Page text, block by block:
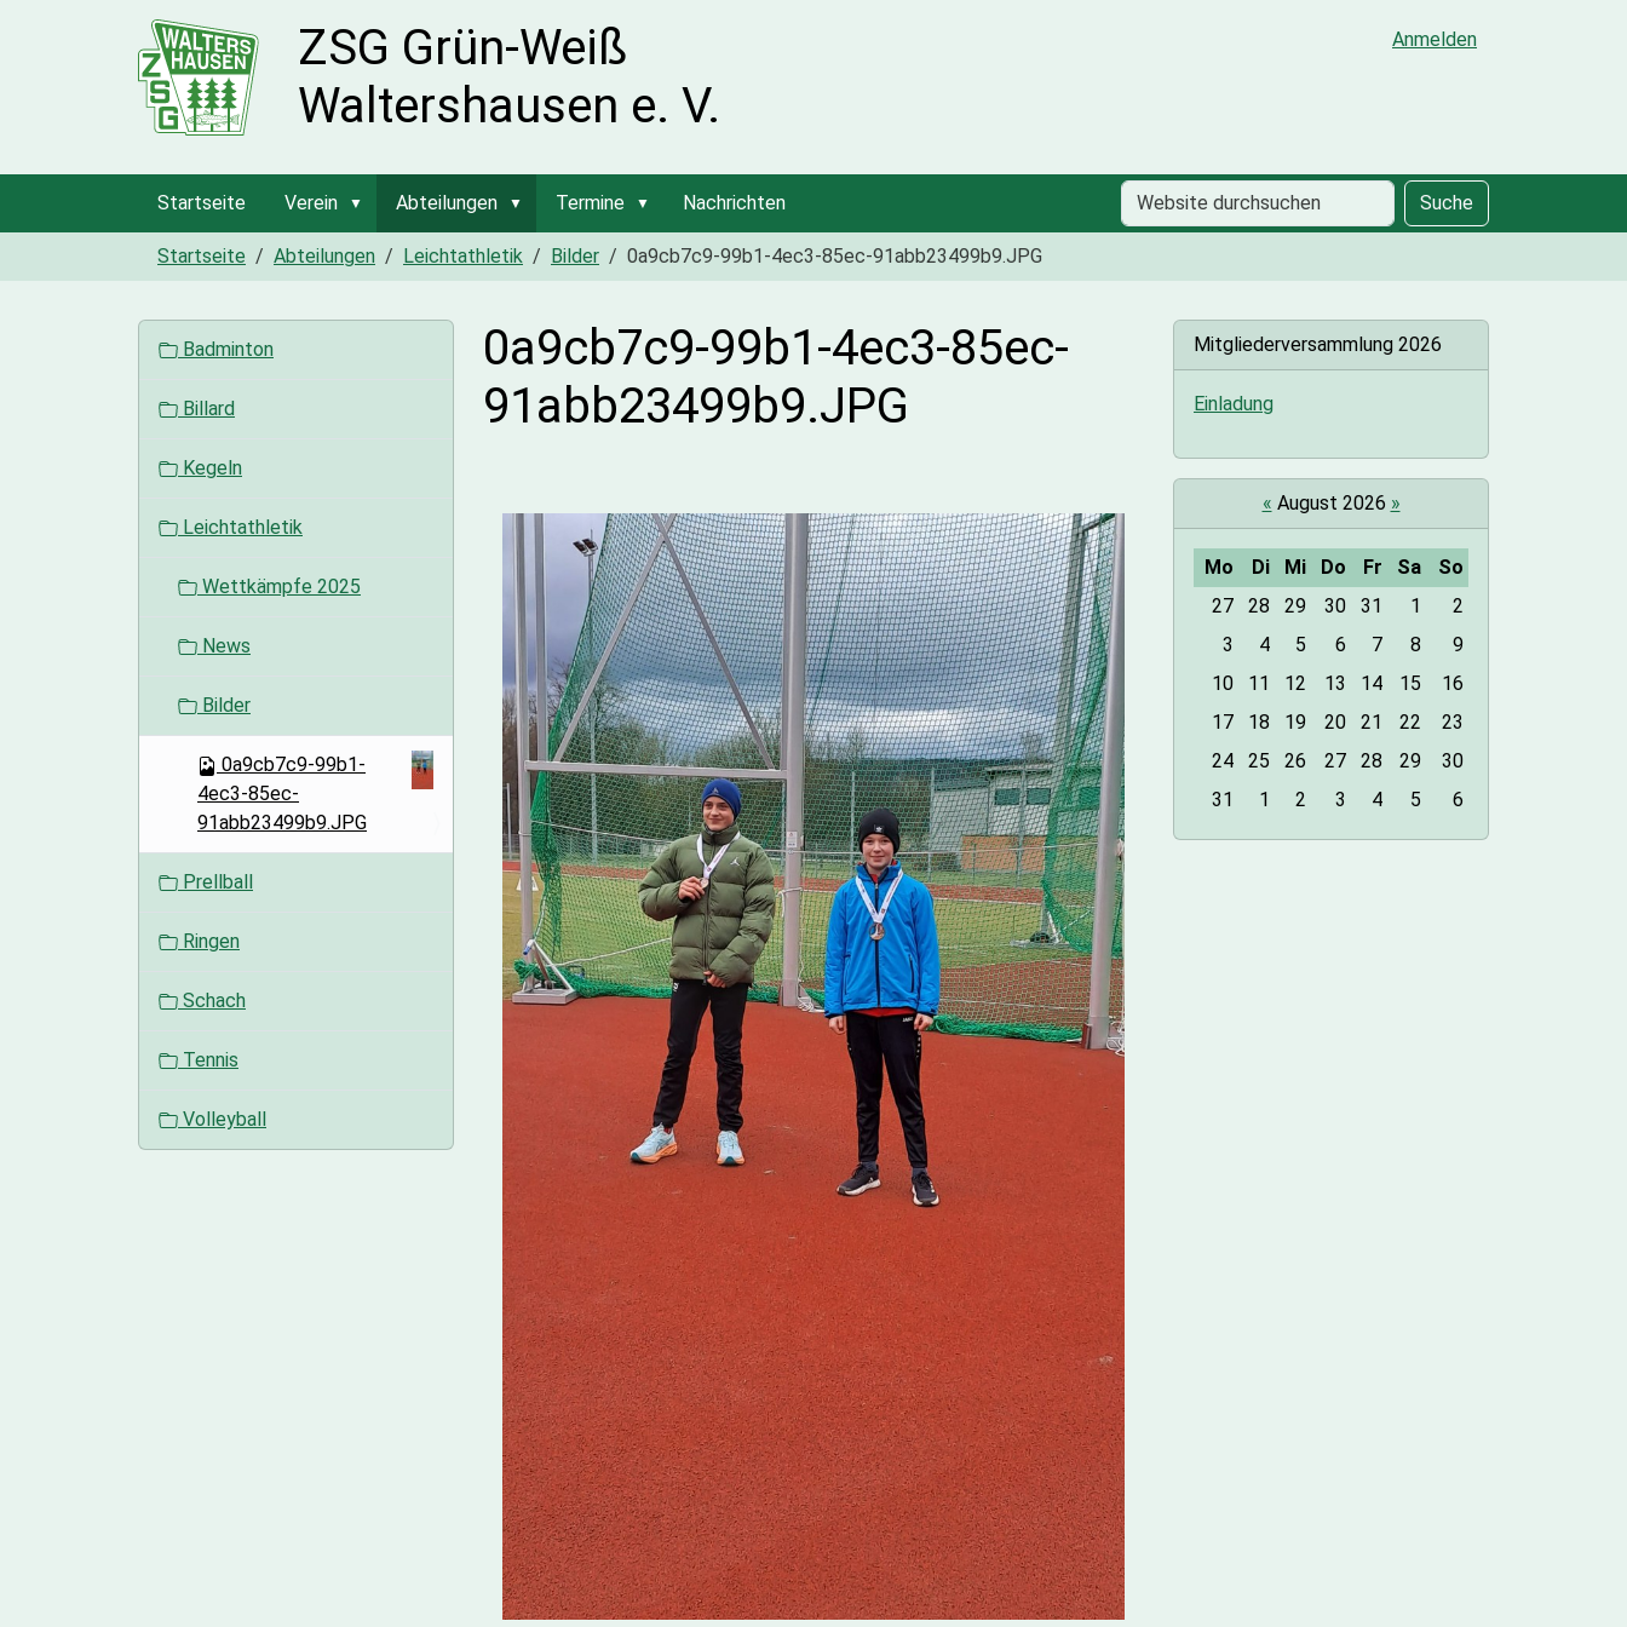
Anmelden
ZSG Grün-Weiß
Waltershausen e. V.
Startseite Verein Abteilungen Termine Nachrichten
Website
durchsuchen
Suche
Erweiterte
Suche…
Startseite
Abteilungen Leichtathletik Bilder 0a9cb7c9-99b1-4ec3-85ec-91abb23499b9.JPG
0a9cb7c9-99b1-4ec3-85ec-
91abb23499b9.JPG
Badminton
Billard
Kegeln
Leichtathletik
Wettkämpfe 2025
News
Bilder
0a9cb7c9-99b1-
4ec3-85ec-
91abb23499b9.JPG
Prellball
Ringen
Schach
Tennis
Volleyball
Mitgliederversammlung 2026
Einladung
« August 2026 »
Mo Di Mi Do Fr Sa
So
27
28 29 30 31 1
2
3
4 5 6 7 8
9
10
11 12 13 14 15
16
17
18 19 20 21 22
23
24
25 26 27 28 29
30
31
1 2 3 4 5 6